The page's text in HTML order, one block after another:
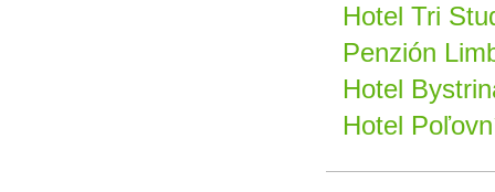
Hotel Tri
Penzión
Hotel
Hotel